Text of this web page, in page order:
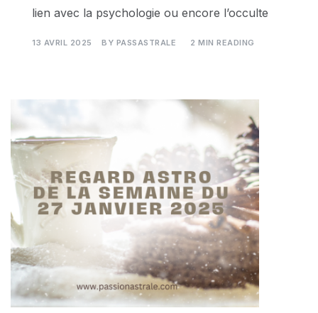
lien avec la psychologie ou encore l’occulte
13 AVRIL 2025 BY PASSASTRALE 2 MIN READING